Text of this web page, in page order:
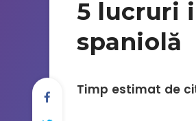
5 lucruri
spaniolă
Timp estimat de